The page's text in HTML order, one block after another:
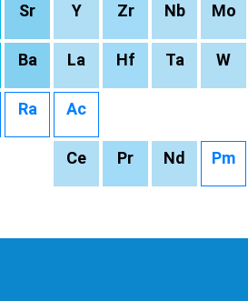
Sr Y Zr Nb Mo
Ba La Hf Ta W
Ra Ac
Ce Pr Nd Pm